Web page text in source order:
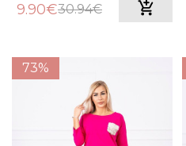
9.90€30.94€
73%